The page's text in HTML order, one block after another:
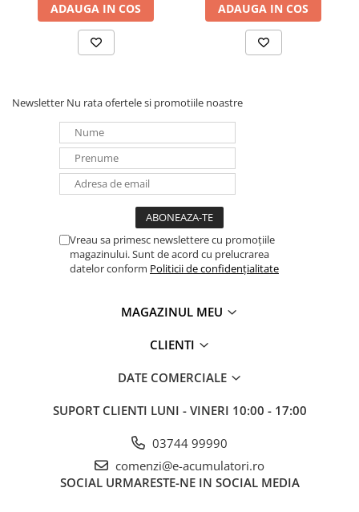
ADAUGA IN COS ADAUGA IN COS
Newsletter Nu rata ofertele si promotiile noastre
Vreau sa primesc newslettere cu promoțiile
magazinului. Sunt de acord cu prelucrarea
datelor conform Politicii de confidențialitate
MAGAZINUL MEU
CLIENTI
DATE COMERCIALE
SUPORT CLIENTI LUNI - VINERI 10:00 - 17:00
03744 99990
comenzi@e-acumulatori.ro
SOCIAL URMARESTE-NE IN SOCIAL MEDIA